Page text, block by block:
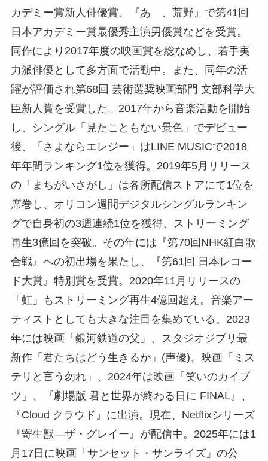
カデミー賞新人俳優賞、『あゝ、荒野』で第41回
日本アカデミー賞最優秀主演男優賞などを受賞。
同作により2017年度の映画賞を総なめし、若手実
力派俳優として多方面で活動中。また、同年の活
躍が評価され第68回 芸術選奨映画部門 文部科学大
臣新人賞を受賞した。2017年から音楽活動を開始
し、シングル「見たこともない景色」でデビュー
後、「さよならエレジー」はLINE MUSICで2018
年年間ランキング1位を獲得。2019年5月リリース
の「まちがいさがし」は各所配信ストアにて1位を
席巻し、オリコン週間デジタルシングルランキン
グで自身初の3週連続1位を獲得、ストリーミング
再生3億回を突破。その年には『第70回NHK紅白歌
合戦』への初出場を果たし、『第61回 日本レコー
ド大賞』特別賞を受賞。2020年11月リリースの
「虹」もストリーミング再生4億回超え。音楽アー
ティストとしても大きな注目を集めている。2023
年には映画「銀河鉄道の父」、スタジオジブリ最
新作「君たちはどう生きるか」(声優)、映画「ミス
テリと言う勿れ」、2024年は映画「笑いのカイブ
ツ」、『劇場版 君と世界が終わる日に FINAL』、
『Cloud クラウド』に出演。現在、Netflixシリーズ
『寄生獣―ザ・グレイー』が配信中。2025年には1
月17日に映画「サンセット・サンライズ」の公